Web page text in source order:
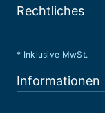
Rechtliches
* Inklusive MwSt.
Informationen